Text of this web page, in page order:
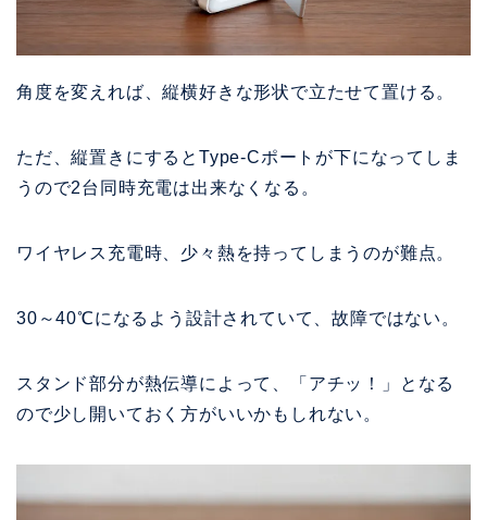
角度を変えれば、縦横好きな形状で立たせて置ける。
ただ、縦置きにするとType-Cポートが下になってしま
うので2台同時充電は出来なくなる。
ワイヤレス充電時、少々熱を持ってしまうのが難点。
30～40℃になるよう設計されていて、故障ではない。
スタンド部分が熱伝導によって、「アチッ！」となる
ので少し開いておく方がいいかもしれない。